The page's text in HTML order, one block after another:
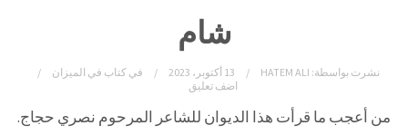
شام
نشرت بواسطة: HATEM ALI 13 أكتوبر، 2023 في كتاب في الميزان
اضف تعليق
من أعجب ما قرأت هذا الديوان للشاعر المرحوم نصري حجاج.